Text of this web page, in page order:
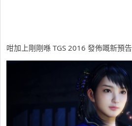
咁加上剛剛喺 TGS 2016 發佈嘅新預